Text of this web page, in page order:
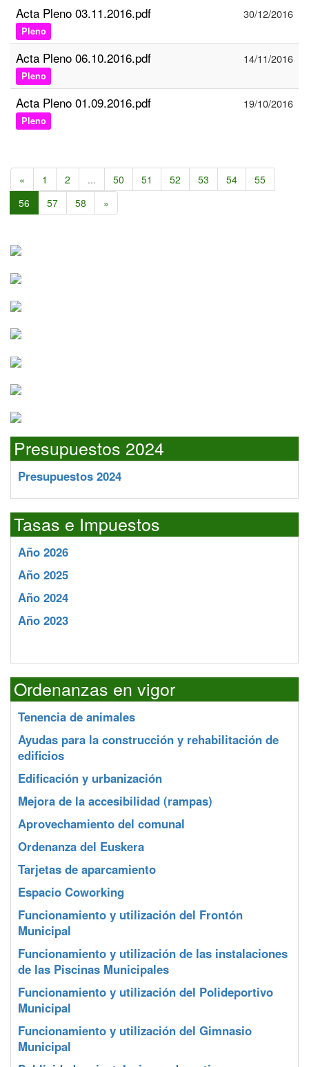
Acta Pleno 03.11.2016.pdf
Pleno
30/12/2016
Acta Pleno 06.10.2016.pdf
Pleno
14/11/2016
Acta Pleno 01.09.2016.pdf
Pleno
19/10/2016
« 1 2 ... 50 51 52 53 54
55
56
57 58 »
Presupuestos 2024
Presupuestos 2024
Tasas e Impuestos
Año 2026
Año 2025
Año 2024
Año 2023
Ordenanzas en vigor
Tenencia de animales
Ayudas para la construcción y rehabilitación de
edificios
Edificación y urbanización
Mejora de la accesibilidad (rampas)
Aprovechamiento del comunal
Ordenanza del Euskera
Tarjetas de aparcamiento
Espacio Coworking
Funcionamiento y utilización del Frontón
Municipal
Funcionamiento y utilización de las instalaciones
de las Piscinas Municipales
Funcionamiento y utilización del Polideportivo
Municipal
Funcionamiento y utilización del Gimnasio
Municipal